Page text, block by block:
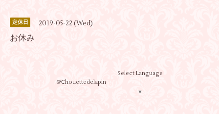
定休日 2019-05-22 (Wed)
お休み
@Ⅽhouettedelapin
Select Language
▼